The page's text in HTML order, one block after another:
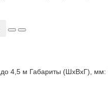
до 4,5 м Габариты (ШхВхГ), мм: